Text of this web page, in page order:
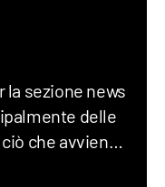
la sezione news
delle
che avviene
allo